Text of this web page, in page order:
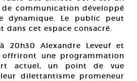
communication développé
dynamique. Le public peut
dans cet espace consacré.
20h30 Alexandre Leveuf et
offriront une programmation
actuel, un point de vue
dilettantisme promeneur